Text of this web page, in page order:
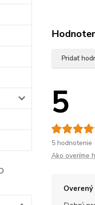
Pridať
5
5 hodnotenie
Ako overíme